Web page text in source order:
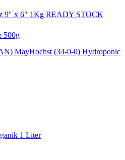
9″ x 6″ 1Kg READY STOCK
MayHochst (34-0-0) Hydroponic
1 Liter